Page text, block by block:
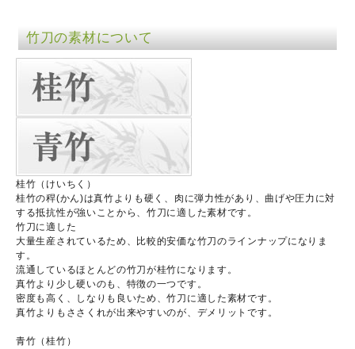
竹刀の素材について
桂竹（けいちく）
桂竹の稈(かん)は真竹よりも硬く、肉に弾力性があり、曲げや圧力に対
する抵抗性が強いことから、竹刀に適した素材です。
竹刀に適した
大量生産されているため、比較的安価な竹刀のラインナップになりま
す。
流通しているほとんどの竹刀が桂竹になります。
真竹より少し硬いのも、特徴の一つです。
密度も高く、しなりも良いため、竹刀に適した素材です。
真竹よりもささくれが出来やすいのが、デメリットです。
青竹（桂竹）